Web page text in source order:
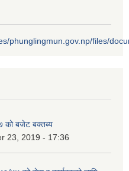
phunglingmun.gov.np/files/
को बजेट बक्तब्य
23, 2019 - 17:36